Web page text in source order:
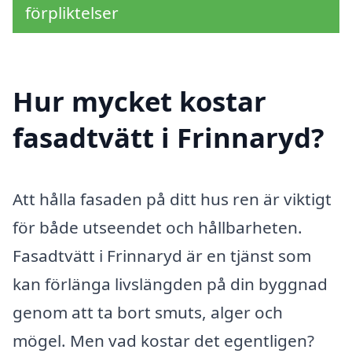
förpliktelser
Hur mycket kostar
fasadtvätt i Frinnaryd?
Att hålla fasaden på ditt hus ren är viktigt
för både utseendet och hållbarheten.
Fasadtvätt i Frinnaryd är en tjänst som
kan förlänga livslängden på din byggnad
genom att ta bort smuts, alger och
mögel. Men vad kostar det egentligen?